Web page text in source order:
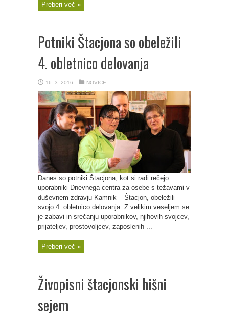
Preberi več »
Potniki Štacjona so obeležili
4. obletnico delovanja
16. 3. 2016 NOVICE
Danes so potniki Štacjona, kot si radi rečejo
uporabniki Dnevnega centra za osebe s težavami v
duševnem zdravju Kamnik – Štacjon, obeležili
svojo 4. obletnico delovanja. Z velikim veseljem se
je zabavi in srečanju uporabnikov, njihovih svojcev,
prijateljev, prostovoljcev, zaposlenih ...
Preberi več »
Živopisni štacjonski hišni
sejem